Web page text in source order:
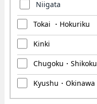
Niigata
Tokai ・Hokuriku
Kinki
Chugoku・Shikoku
Kyushu・Okinawa